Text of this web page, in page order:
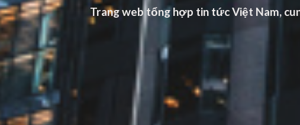
Trang web tổng hợp tin tức Việt Nam,